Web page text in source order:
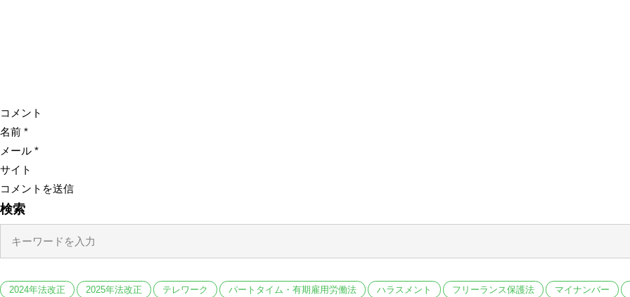
コメント
名前 *
メール *
サイト
検索
2024年法改正 2025年法改正 テレワーク パートタイム・有期雇用労働法 ハラスメント フリーランス保護法 マイナンバー